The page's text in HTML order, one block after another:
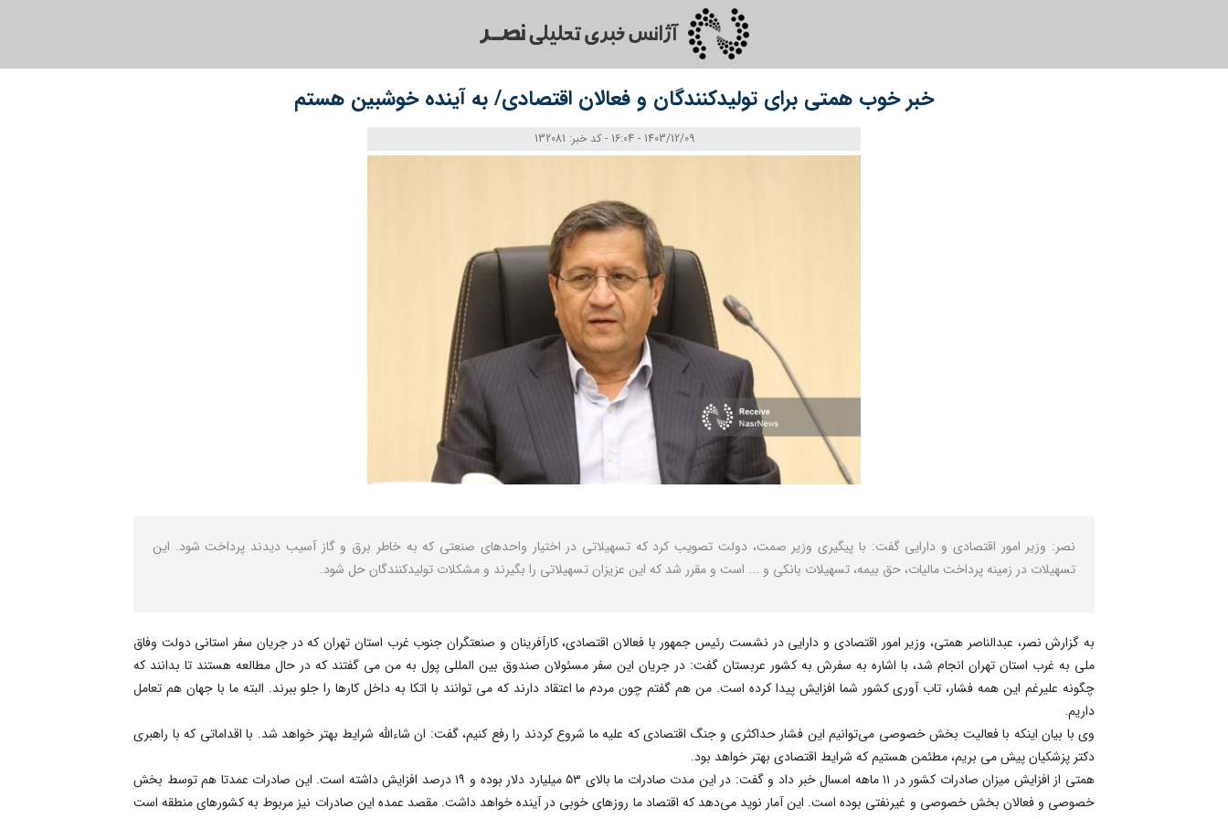
خبر خوب همتی برای تولیدکنندگان و فعالان اقتصادی/ به آینده خوشبین هستم
1403/12/09 - 16:04 - کد خبر: 132081
نصر: وزیر امور اقتصادی و دارایی گفت: با پیگیری وزیر صمت، دولت تصویب کرد که تسهیلاتی در اختیار واحدهای صنعتی که به خاطر برق و گاز آسیب دیدند پرداخت شود. این
تسهیلات در زمینه پرداخت مالیات، حق بیمه، تسهیلات بانکی و ... است و مقرر شد که این عزیزان تسهیلاتی را بگیرند و مشکلات تولیدکنندگان حل شود.
به گزارش نصر، عبدالناصر همتی، وزیر امور اقتصادی و دارایی در نشست رئیس جمهور با فعالان اقتصادی، کارآفرینان و صنعتگران جنوب غرب استان تهران که در جریان سفر استانی دولت وفاق
ملی به غرب استان تهران انجام شد، با اشاره به سفرش به کشور عربستان گفت: در جریان این سفر مسئولان صندوق بین المللی پول به من می گفتند که در حال مطالعه هستند تا بدانند که
چگونه علیرغم این همه فشار، تاب آوری کشور شما افزایش پیدا کرده است. من هم گفتم چون مردم ما اعتقاد دارند که می توانند با اتکا به داخل کارها را جلو ببرند. البته ما با جهان هم تعامل
داریم.
وی با بیان اینکه با فعالیت بخش خصوصی می‌توانیم این فشار حداکثری و جنگ اقتصادی که علیه ما شروع کردند را رفع کنیم، گفت: ان شاءالله شرایط بهتر خواهد شد. با اقداماتی که با راهبری
دکتر پزشکیان پیش می بریم، مطئمن هستیم که شرایط اقتصادی بهتر خواهد بود.
همتی از افزایش میزان صادرات کشور در ۱۱ ماهه امسال خبر داد و گفت: در این مدت صادرات ما بالای ۵۳ میلیارد دلار بوده و ۱۹ درصد افزایش داشته است. این صادرات عمدتا هم توسط بخش
خصوصی و فعالان بخش خصوصی و غیرنفتی بوده است. این آمار نوید می‌دهد که اقتصاد ما روزهای خوبی در آینده خواهد داشت. مقصد عمده این صادرات نیز مربوط به کشورهای منطقه است